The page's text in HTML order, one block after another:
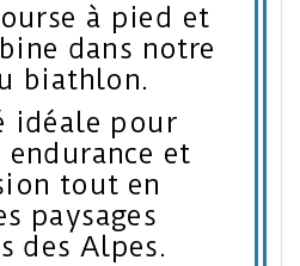
à pied et
dans notre
biathlon.
idéale pour
et
tout en
paysages
des Alpes.